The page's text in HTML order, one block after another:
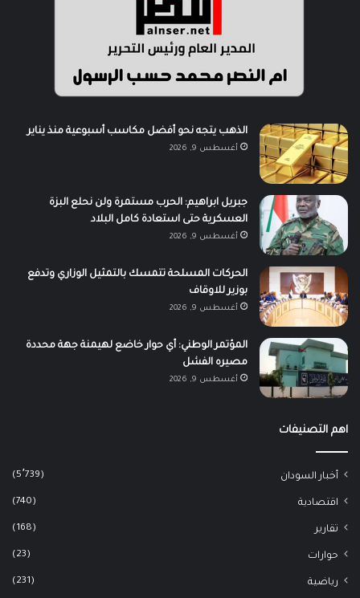
الذهب يتجه نحو أفضل مكاسب أسبوعية منذ يناير
أغسطس 9, 2026
جبريل ابراهيم: الحرب مستمرة ولن نحلع البزة
العسكرية حتى استعادة كامل البلاد
أغسطس 9, 2026
الحركات المسلحة تتمسك بالتمثيل الوزاري وتدفع
بوزير للاوقاف
أغسطس 9, 2026
المؤتمر الوطني: أي حوار خاضع لهيمنة جهة محددة
مصيره الفشل
أغسطس 9, 2026
اهم التصنيفات
أخبار السودان (5٬739)
اقتصادية (740)
تقارير (168)
حوارات (23)
رياضية (231)